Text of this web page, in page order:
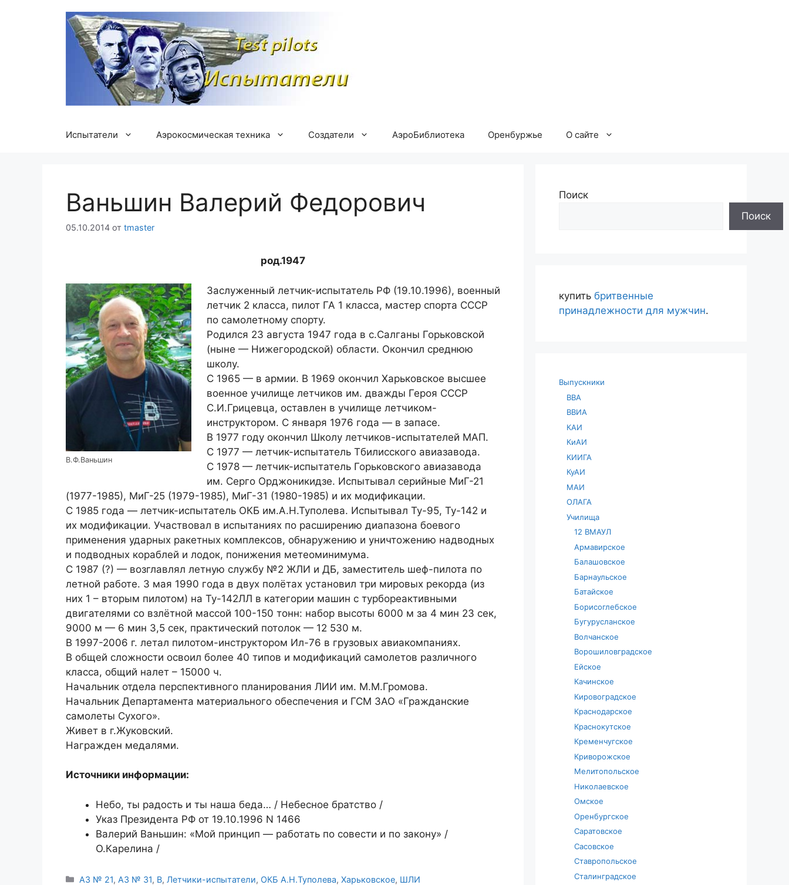
Испытатели Аэрокосмическая техника Создатели АэроБиблиотека Оренбуржье О сайте
Ваньшин Валерий Федорович
05.10.2014 от tmaster
род.1947
В.Ф.Ваньшин
Заслуженный летчик-испытатель РФ (19.10.1996), военный
летчик 2 класса, пилот ГА 1 класса, мастер спорта СССР
по самолетному спорту.
Родился 23 августа 1947 года в с.Салганы Горьковской
(ныне — Нижегородской) области. Окончил среднюю
школу.
С 1965 — в армии. В 1969 окончил Харьковское высшее
военное училище летчиков им. дважды Героя СССР
С.И.Грицевца, оставлен в училище летчиком-
инструктором. С января 1976 года — в запасе.
В 1977 году окончил Школу летчиков-испытателей МАП.
С 1977 — летчик-испытатель Тбилисского авиазавода.
С 1978 — летчик-испытатель Горьковского авиазавода
им. Серго Орджоникидзе. Испытывал серийные МиГ-21
(1977-1985), МиГ-25 (1979-1985), МиГ-31 (1980-1985) и их модификации.
С 1985 года — летчик-испытатель ОКБ им.А.Н.Туполева. Испытывал Ту-95, Ту-142 и
их модификации. Участвовал в испытаниях по расширению диапазона боевого
применения ударных ракетных комплексов, обнаружению и уничтожению надводных
и подводных кораблей и лодок, понижения метеоминимума.
С 1987 (?) — возглавлял летную службу №2 ЖЛИ и ДБ, заместитель шеф-пилота по
летной работе. 3 мая 1990 года в двух полётах установил три мировых рекорда (из
них 1 – вторым пилотом) на Ту-142ЛЛ в категории машин с турбореактивными
двигателями со взлётной массой 100-150 тонн: набор высоты 6000 м за 4 мин 23 сек,
9000 м — 6 мин 3,5 сек, практический потолок — 12 530 м.
В 1997-2006 г. летал пилотом-инструктором Ил-76 в грузовых авиакомпаниях.
В общей сложности освоил более 40 типов и модификаций самолетов различного
класса, общий налет – 15000 ч.
Начальник отдела перспективного планирования ЛИИ им. М.М.Громова.
Начальник Департамента материального обеспечения и ГСМ ЗАО «Гражданские
самолеты Сухого».
Живет в г.Жуковский.
Награжден медалями.
Источники информации:
Небо, ты радость и ты наша беда… / Небесное братство /
Указ Президента РФ от 19.10.1996 N 1466
Валерий Ваньшин: «Мой принцип — работать по совести и по закону» /
О.Карелина /
Рубрики
АЗ № 21, АЗ № 31, В,Летчики-испытатели, ОКБ А.Н.Туполева,Харьковское, ШЛИ
Поиск
Поиск
купить бритвенные
принадлежности для мужчин.
Выпускники
ВВА
ВВИА
КАИ
КиАИ
КИИГА
КуАИ
МАИ
ОЛАГА
Училища
12 ВМАУЛ
Армавирское
Балашовское
Барнаульское
Батайское
Борисоглебское
Бугурусланское
Волчанское
Ворошиловградское
Ейское
Качинское
Кировоградское
Краснодарское
Краснокутское
Кременчугское
Криворожское
Мелитопольское
Николаевское
Омское
Оренбургское
Саратовское
Сасовское
Ставропольское
Сталинградское